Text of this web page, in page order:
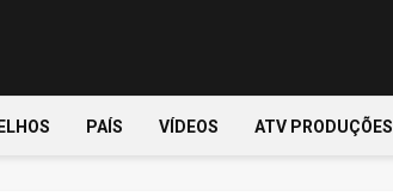
PAÍS VÍDEOS ATV PRODUÇÕES